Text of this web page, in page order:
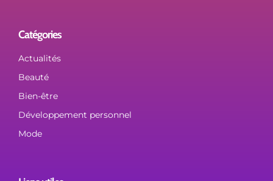
Catégories
Actualités
Beauté
Bien-être
Développement personnel
Mode